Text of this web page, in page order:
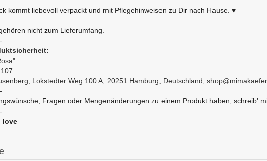
kommt liebevoll verpackt und mit Pflegehinweisen zu Dir nach Hause. ♥
nicht zum Lieferumfang.
Lokstedter Weg 100 A, 20251 Hamburg, Deutschland,
Fragen oder Mengenänderungen zu einem Produkt haben, schreib'
love